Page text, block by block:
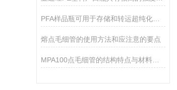
PFA样品瓶可用于存储和转运超纯化学品
熔点毛细管的使用方法和应注意的要点
MPA100点毛细管的结构特点与材料选择方式